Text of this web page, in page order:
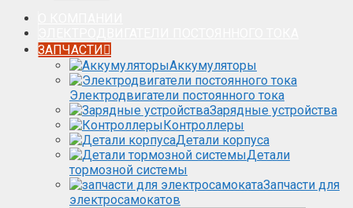
ЗАПЧАСТИ
Аккумуляторы
Электродвигатели постоянного тока
Зарядные устройства
Контроллеры
Детали корпуса
Детали
тормозной системы
Запчасти для
электросамокатов